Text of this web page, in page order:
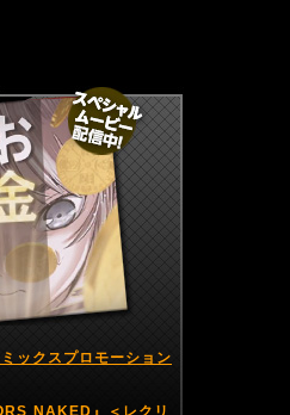
ックスプロモーション
NAKED』＜レクリ